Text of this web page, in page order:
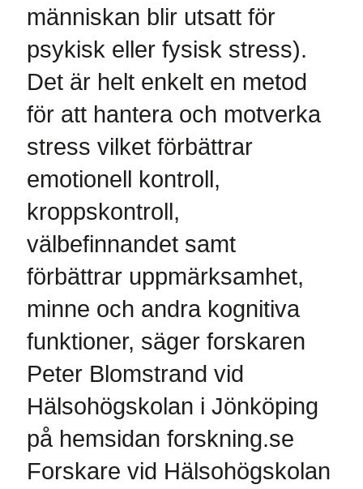
människan blir utsatt för
psykisk eller fysisk stress).
Det är helt enkelt en metod
för att hantera och motverka
stress vilket förbättrar
emotionell kontroll,
kroppskontroll,
välbefinnandet samt
förbättrar uppmärksamhet,
minne och andra kognitiva
funktioner, säger forskaren
Peter Blomstrand vid
Hälsohögskolan i Jönköping
på hemsidan forskning.se
Forskare vid Hälsohögskolan